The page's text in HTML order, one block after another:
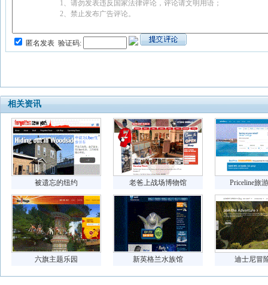
1、请勿发表违反国家法律评论，评论请文明用语；
2、禁止发布广告评论。
匿名发表 验证码:
相关资讯
被遗忘的纽约 老爸上战场博物馆 Priceline旅
六旗主题乐园 新英格兰水族馆 迪士尼冒